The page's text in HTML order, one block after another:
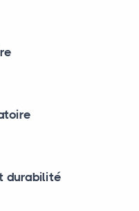
durabilité